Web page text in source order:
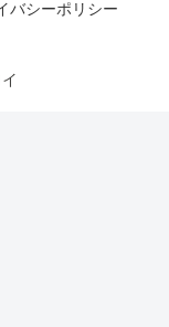
バシーポリシー